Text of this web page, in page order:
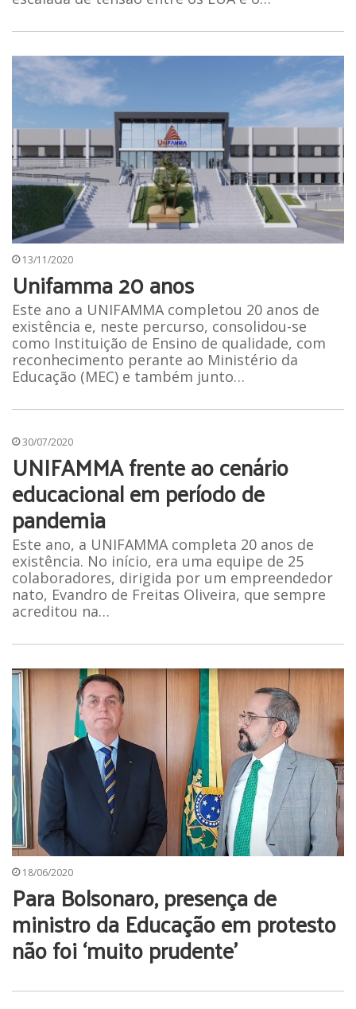
13/11/2020
Unifamma 20 anos
Este ano a UNIFAMMA completou 20 anos de
existência e, neste percurso, consolidou-se
como Instituição de Ensino de qualidade, com
reconhecimento perante ao Ministério da
Educação (MEC) e também junto…
30/07/2020
UNIFAMMA frente ao cenário
educacional em período de
pandemia
Este ano, a UNIFAMMA completa 20 anos de
existência. No início, era uma equipe de 25
colaboradores, dirigida por um empreendedor
nato, Evandro de Freitas Oliveira, que sempre
acreditou na…
18/06/2020
Para Bolsonaro, presença de
ministro da Educação em protesto
não foi ‘muito prudente’